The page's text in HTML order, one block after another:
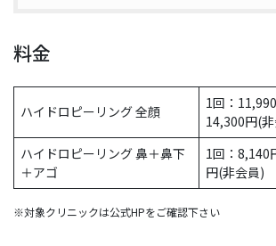
料金
ハイドロピーリング 全顔
1回：
14,300円(
ハイドロピーリング 鼻＋鼻下
＋アゴ
1回：8,140
円(非会員)
※対象クリニックは公式HPをご確認下さい